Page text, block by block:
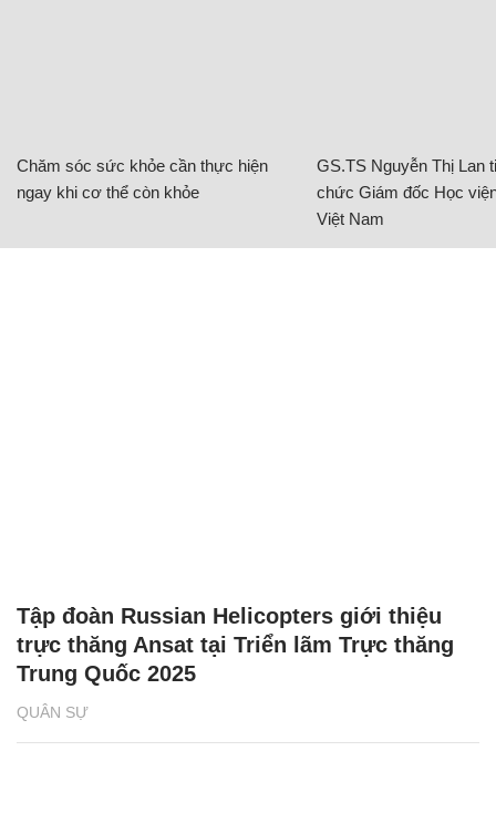
Chăm sóc sức khỏe cần thực hiện
ngay khi cơ thể còn khỏe
GS.TS Nguyễn Thị Lan
chức Giám đốc Học
Việt Nam
QUÂN SỰ
Tập đoàn Russian Helicopters giới thiệu
trực thăng Ansat tại Triển lãm Trực thăng
Trung Quốc 2025